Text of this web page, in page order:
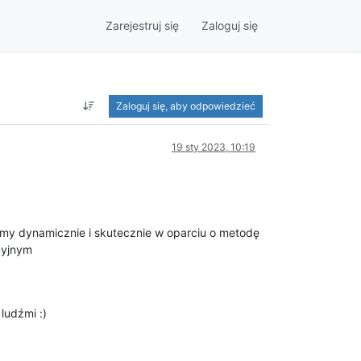
Zarejestruj się Zaloguj się
Zaloguj się, aby odpowiedzieć
19 sty 2023, 10:19
dynamicznie i skutecznie w oparciu o metodę
:)